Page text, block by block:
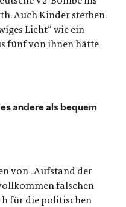
Auch Kinder sterben.
Licht“ wie ein
fünf von ihnen hätte
andere als bequem
von „Aufstand der
falschen
für die politischen